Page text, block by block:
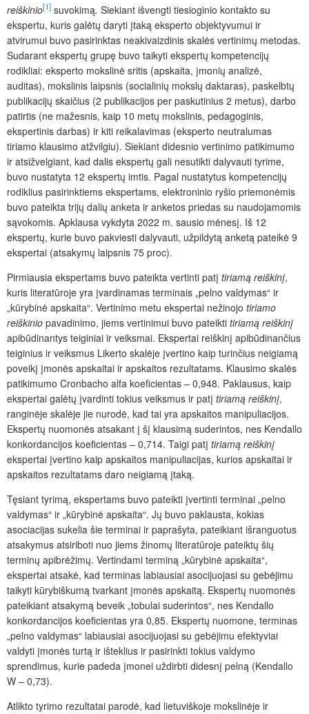
reiškinio[1] suvokimą. Siekiant išvengti tiesioginio kontakto su
ekspertu, kuris galėtų daryti įtaką eksperto objektyvumui ir
atvirumui buvo pasirinktas neakivaizdinis skalės vertinimų metodas.
Sudarant ekspertų grupę buvo taikyti ekspertų kompetencijų
rodikliai: eksperto mokslinė sritis (apskaita, įmonių analizė,
auditas), mokslinis laipsnis (socialinių mokslų daktaras), paskelbtų
publikacijų skaičius (2 publikacijos per paskutinius 2 metus), darbo
patirtis (ne mažesnis, kaip 10 metų mokslinis, pedagoginis,
ekspertinis darbas) ir kiti reikalavimas (eksperto neutralumas
tiriamo klausimo atžvilgiu). Siekiant didesnio vertinimo patikimumo
ir atsižvelgiant, kad dalis ekspertų gali nesutikti dalyvauti tyrime,
buvo nustatyta 12 ekspertų imtis. Pagal nustatytus kompetencijų
rodiklius pasirinktiems ekspertams, elektroninio ryšio priemonėmis
buvo pateikta trijų dalių anketa ir anketos priedas su naudojamomis
sąvokomis. Apklausa vykdyta 2022 m. sausio mėnesį. Iš 12
ekspertų, kurie buvo pakviesti dalyvauti, užpildytą anketą pateikė 9
ekspertai (atsakymų laipsnis 75 proc).
Pirmiausia ekspertams buvo pateikta vertinti patį tiriamą reiškinį,
kuris literatūroje yra įvardinamas terminais „pelno valdymas“ ir
„kūrybinė apskaita“. Vertinimo metu ekspertai nežinojo tiriamo
reiškinio pavadinimo, jiems vertinimui buvo pateikti tiriamą reiškinį
apibūdinantys teiginiai ir veiksmai. Ekspertai reiškinį apibūdinančius
teiginius ir veiksmus Likerto skalėje įvertino kaip turinčius neigiamą
poveikį įmonės apskaitai ir apskaitos rezultatams. Klausimo skalės
patikimumo Cronbacho alfa koeficientas – 0,948. Paklausus, kaip
ekspertai galėtų įvardinti tokius veiksmus ir patį tiriamą reiškinį,
ranginėje skalėje jie nurodė, kad tai yra apskaitos manipuliacijos.
Ekspertų nuomonės atsakant į šį klausimą suderintos, nes Kendallo
konkordancijos koeficientas – 0,714. Taigi patį tiriamą reiškinį
ekspertai įvertino kaip apskaitos manipuliacijas, kurios apskaitai ir
apskaitos rezultatams daro neigiamą įtaką.
Tęsiant tyrimą, ekspertams buvo pateikti įvertinti terminai „pelno
valdymas“ ir „kūrybinė apskaita“. Jų buvo paklausta, kokias
asociacijas sukelia šie terminai ir paprašyta, pateikiant išranguotus
atsakymus atsiriboti nuo jiems žinomų literatūroje pateiktų šių
terminų apibrėžimų. Vertindami terminą „kūrybinė apskaita“,
ekspertai atsakė, kad terminas labiausiai asocijuojasi su gebėjimu
taikyti kūrybiškumą tvarkant įmonės apskaitą. Ekspertų nuomonės
pateikiant atsakymą beveik „tobulai suderintos“, nes Kendallo
konkordancijos koeficientas yra 0,85. Ekspertų nuomone, terminas
„pelno valdymas“ labiausiai asocijuojasi su gebėjimu efektyviai
valdyti įmonės turtą ir išteklius ir pasirinkti tokius valdymo
sprendimus, kurie padeda įmonei uždirbti didesnį pelną (Kendallo
W – 0,73).
Atlikto tyrimo rezultatai parodė, kad lietuviškoje mokslinėje ir